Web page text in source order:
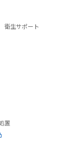
衛生サポート
置